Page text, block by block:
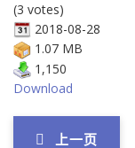
(3 votes)
2018-08-28
1.07 MB
1,150
Download
上一页